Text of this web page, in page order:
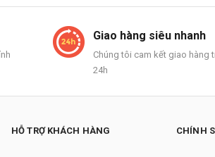
Giao hàng siêu nhanh
Chúng tôi cam kết giao hàng
24h
HỖ TRỢ KHÁCH HÀNG CHÍNH